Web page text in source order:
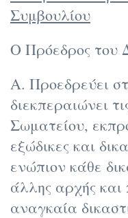
Συμβουλίου
Ο Πρόεδρος του
Α. Προεδρεύει
διεκπεραιώνει
Σωματείου,
εξώδικες και
ενώπιον κάθε
άλλης αρχής και
αναγκαία